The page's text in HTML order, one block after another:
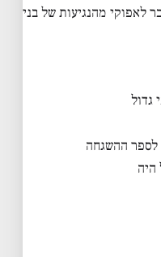
לאפוקי מהנגיעות של בני
גדול
לספר ההשגחה
היה